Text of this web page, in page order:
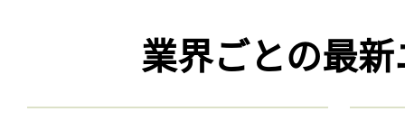
業界ごとの最